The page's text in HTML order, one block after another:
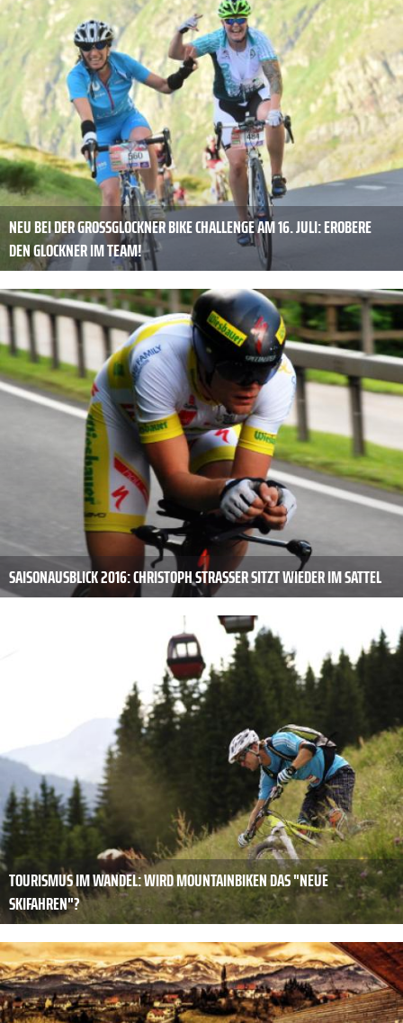
NEU BEI DER GROSSGLOCKNER BIKE CHALLENGE AM 16. JULI: EROBERE D
EN GLOCKNER IM TEAM!
SAISONAUSBLICK 2016: CHRISTOPH STRASSER SITZT WIEDER IM SATTEL
TOURISMUS IM WANDEL: WIRD MOUNTAINBIKEN DAS "NEUE
SKIFAHREN"?